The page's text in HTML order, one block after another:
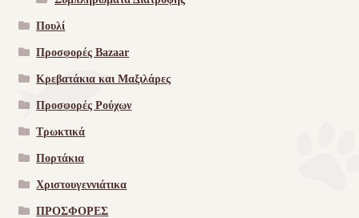
Πουλί
Προσφορές Bazaar
Κρεβατάκια και Μαξιλάρες
Προσφορές Ρούχων
Τρωκτικά
Πορτάκια
Χριστουγεννιάτικα
ΠΡΟΣΦΟΡΕΣ